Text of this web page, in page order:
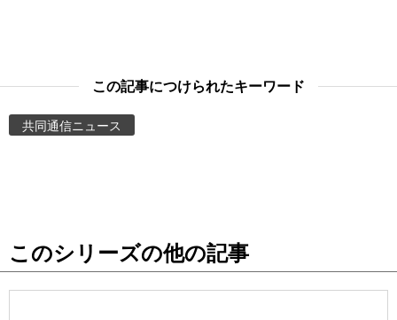
お知らせ
この記事につけられたキーワード
共同通信ニュース
このシリーズの他の記事